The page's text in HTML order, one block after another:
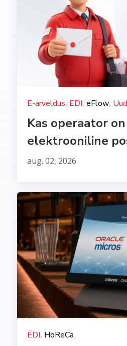
E-arveldus, EDI, eFlow,
Kas operaator
elektrooniline
aug. 02, 2026
EDI, HoReCa